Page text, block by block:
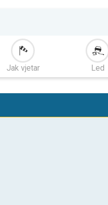
Jak vjetar Led